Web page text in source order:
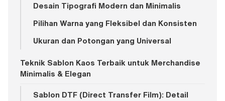
Desain Tipografi Modern dan Minimalis
Pilihan Warna yang Fleksibel dan Konsisten
Ukuran dan Potongan yang Universal
Teknik Sablon Kaos Terbaik untuk Merchandise
Minimalis & Elegan
Sablon DTF (Direct Transfer Film): Detail